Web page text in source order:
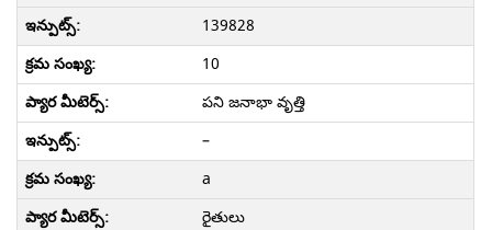
139828
10
పని జనాభా వృత్తి
–
a
రైతులు